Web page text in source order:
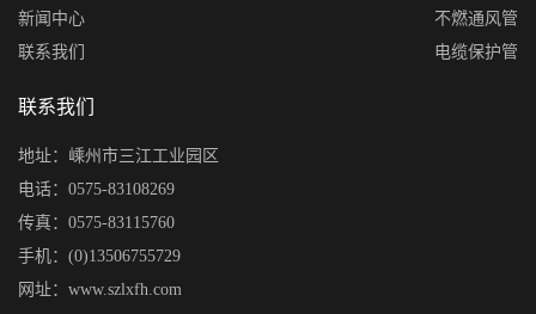
新闻中心
联系我们
不燃通风管
电缆保护管
联系我们
地址：嵊州市三江工业园区
电话：0575-83108269
传真：0575-83115760
手机：(0)13506755729
网址：www.szlxfh.com